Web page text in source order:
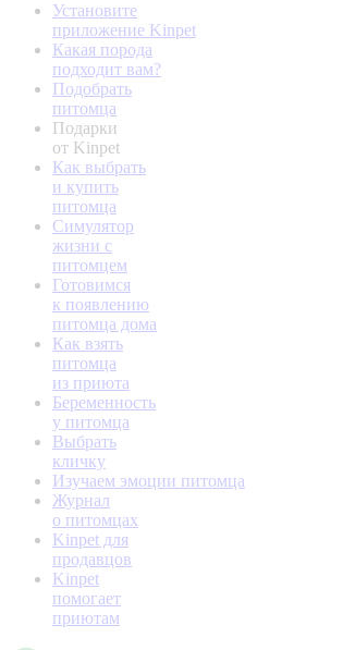
Установите
приложение Kinpet
Какая порода
подходит вам?
Подобрать
питомца
Подарки
от Kinpet
Как выбрать
и купить
питомца
Симулятор
жизни с
питомцем
Готовимся
к появлению
питомца дома
Как взять
питомца
из приюта
Беременность
у питомца
Выбрать
кличку
Изучаем эмоции питомца
Журнал
о питомцах
Kinpet для
продавцов
Kinpet
помогает
приютам